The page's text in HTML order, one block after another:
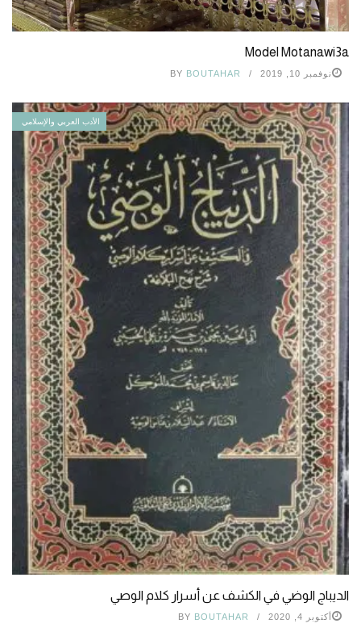
Model Motanawi3a
نوفمبر 10, 2019 BY BOUTAHAR
الأدب العربي والإسلامي
الديباج الوضي في الكشف عن أسرار كلام الوصي
أكتوبر 4, 2020 BY BOUTAHAR